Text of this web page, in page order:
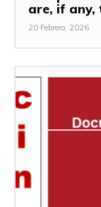
are, if any,
20 Febrero, 2026